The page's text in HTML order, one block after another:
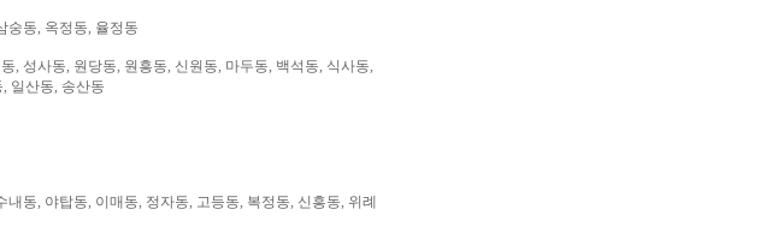
숭동, 옥정동, 율정동
, 성사동, 원당동, 원흥동, 신원동, 마두동, 백석동, 식사동,
일산동, 송산동
동, 야탑동, 이매동, 정자동, 고등동, 복정동, 신흥동, 위례